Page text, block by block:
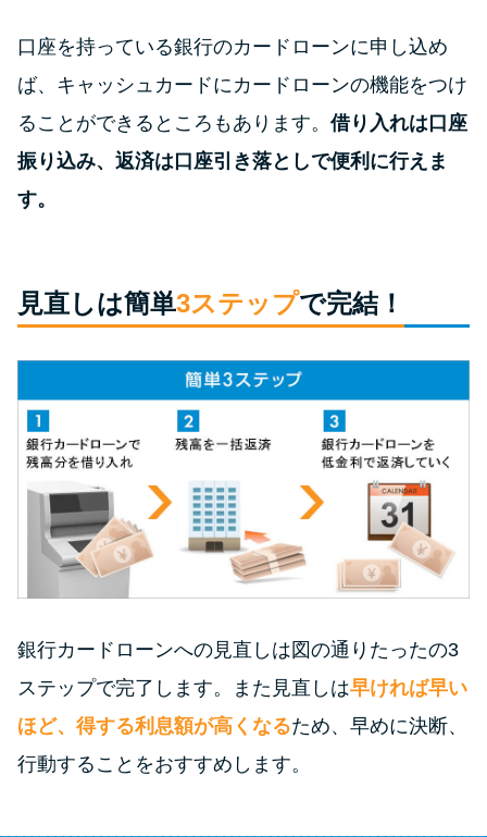
年収が低い＆他社借入があると
落ちる？バンクイックの口コミ
を分析
口座を持っている銀行のカードローンに申し込め
ば、キャッシュカードにカードローンの機能をつけ
ることができるところもあります。 借り入れは口座
振り込み、返済は口座引き落としで便利に行えま
す。
見直しは簡単3ステップで完結！
銀行カードローンへの見直しは図の通りたったの3
ステップで完了します。また見直しは早ければ早い
ほど、得する利息額が高くなるため、早めに決断、
行動することをおすすめします。